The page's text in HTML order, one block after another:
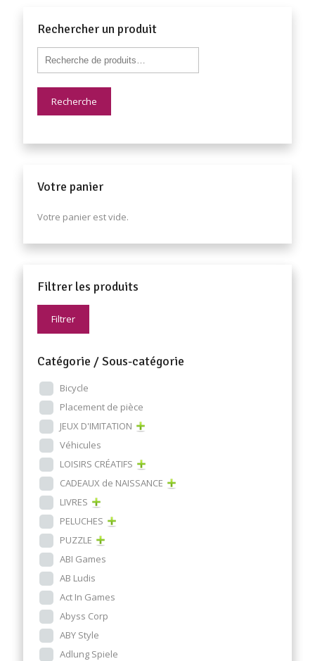
Rechercher un produit
Recherche
Votre panier
Votre panier est vide.
Filtrer les produits
Filtrer
Catégorie / Sous-catégorie
Bicycle
Placement de pièce
JEUX D'IMITATION
Véhicules
LOISIRS CRÉATIFS
CADEAUX de NAISSANCE
LIVRES
PELUCHES
PUZZLE
ABI Games
AB Ludis
Act In Games
Abyss Corp
ABY Style
Adlung Spiele